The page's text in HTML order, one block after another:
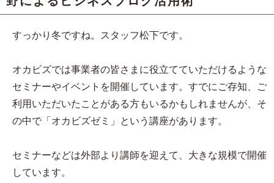
すっかり冬ですね。スタッフ松下です。
オカビズでは事業者の皆さまに役立てていただけるような
セミナーやイベントを開催しています。すでにご存知、ご
利用いただいたことがある方もいるかもしれませんが、そ
の中で「オカビズゼミ」という講座があります。
セミナーなどは外部より講師を迎えて、大きな規模で開催
しています。